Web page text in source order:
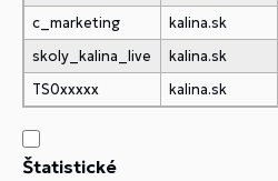
c_marketing
kalina.sk
skoly_kalina_live
kalina.sk
TS0xxxxx
kalina.sk
Štatistické